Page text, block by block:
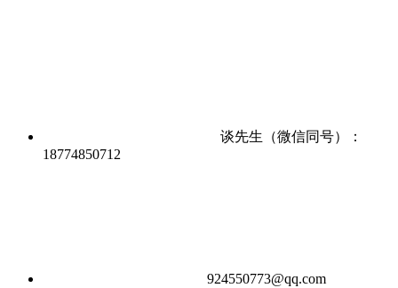
谈先生（微信同号）：
18774850712
924550773@qq.com